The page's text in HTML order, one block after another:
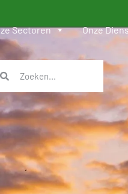
Sectoren Onze